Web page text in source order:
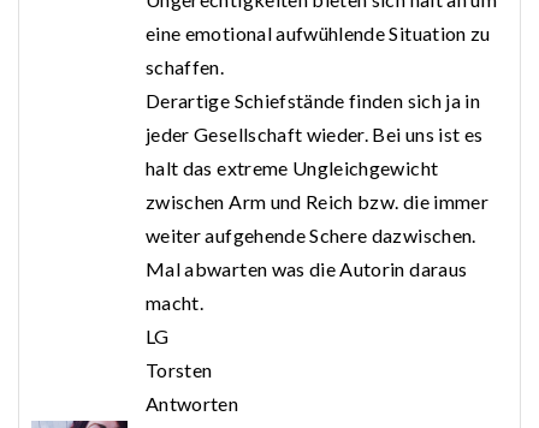
eine emotional aufwühlende Situation zu
schaffen.
Derartige Schiefstände finden sich ja in
jeder Gesellschaft wieder. Bei uns ist es
halt das extreme Ungleichgewicht
zwischen Arm und Reich bzw. die immer
weiter aufgehende Schere dazwischen.
Mal abwarten was die Autorin daraus
macht.
LG
Torsten
Antworten